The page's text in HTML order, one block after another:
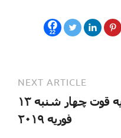
22
NEXT ARTICLE
آیه قوت چهار شنبه ۱۳
فوریه ۲۰۱۹